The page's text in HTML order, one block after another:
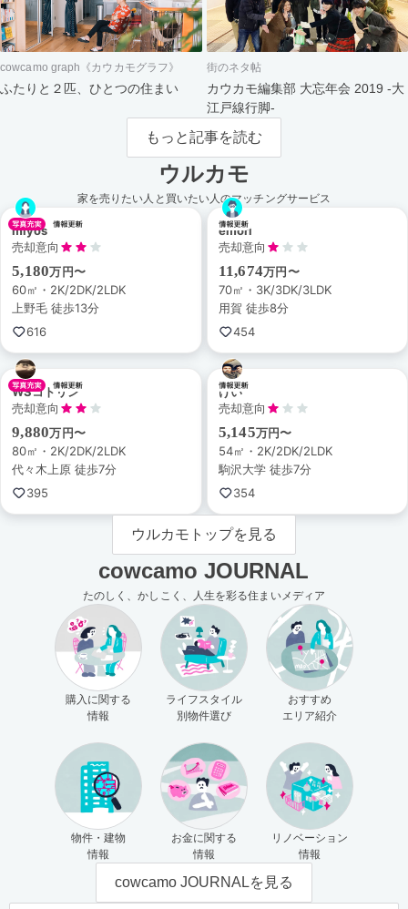
cowcamo graph《カウカモグラフ》
ふたりと２匹、ひとつの住まい
街のネタ帖
カウカモ編集部 大忘年会 2019 -大
江戸線行脚-
もっと記事を読む
ウルカモ
家を売りたい人と買いたい人のマッチングサービス
miyos
売却意向
5,180万円〜
60㎡・2K/2DK/2LDK
上野毛 徒歩13分
616
emori
売却意向
11,674万円〜
70㎡・3K/3DK/3LDK
用賀 徒歩8分
454
WSコトリン
売却意向
9,880万円〜
80㎡・2K/2DK/2LDK
代々木上原 徒歩7分
395
けい
売却意向
5,145万円〜
54㎡・2K/2DK/2LDK
駒沢大学 徒歩7分
354
ウルカモトップを見る
cowcamo JOURNAL
たのしく、かしこく、人生を彩る住まいメディア
購入に関する
情報
ライフスタイル
別物件選び
おすすめ
エリア紹介
物件・建物
情報
お金に関する
情報
リノベーション
情報
cowcamo JOURNALを見る